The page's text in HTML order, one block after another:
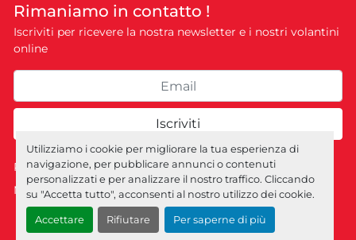
Utilizziamo i cookie per migliorare la tua esperienza di
navigazione, per pubblicare annunci o contenuti
personalizzati e per analizzare il nostro traffico. Cliccando
su "Accetta tutto", acconsenti al nostro utilizzo dei cookie.
Accettare Rifiutare Per saperne di più
Rimaniamo in contatto !
Iscriviti per ricevere la nostra newsletter e i nostri volantini
online
Iscriviti
Personalizza le preferenze sui Cookies
Machinio Systemsito web di Machinio